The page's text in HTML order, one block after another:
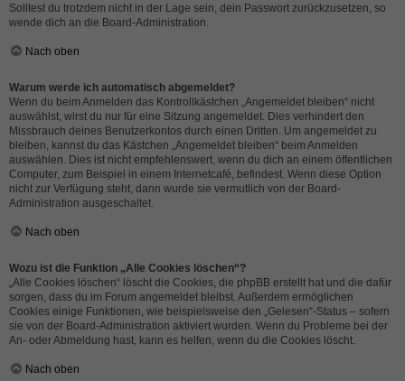
Solltest du trotzdem nicht in der Lage sein, dein Passwort zurückzusetzen, so
wende dich an die Board-Administration.
Nach oben
Warum werde ich automatisch abgemeldet?
Wenn du beim Anmelden das Kontrollkästchen „Angemeldet bleiben“ nicht
auswählst, wirst du nur für eine Sitzung angemeldet. Dies verhindert den
Missbrauch deines Benutzerkontos durch einen Dritten. Um angemeldet zu
bleiben, kannst du das Kästchen „Angemeldet bleiben“ beim Anmelden
auswählen. Dies ist nicht empfehlenswert, wenn du dich an einem öffentlichen
Computer, zum Beispiel in einem Internetcafé, befindest. Wenn diese Option
nicht zur Verfügung steht, dann wurde sie vermutlich von der Board-
Administration ausgeschaltet.
Nach oben
Wozu ist die Funktion „Alle Cookies löschen“?
„Alle Cookies löschen“ löscht die Cookies, die phpBB erstellt hat und die dafür
sorgen, dass du im Forum angemeldet bleibst. Außerdem ermöglichen
Cookies einige Funktionen, wie beispielsweise den „Gelesen“-Status – sofern
sie von der Board-Administration aktiviert wurden. Wenn du Probleme bei der
An- oder Abmeldung hast, kann es helfen, wenn du die Cookies löscht.
Nach oben